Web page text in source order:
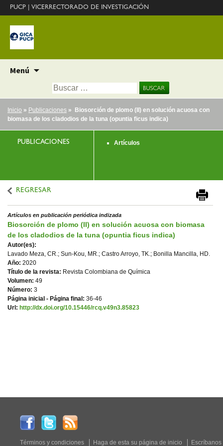
PUCP VICERRECTORADO DE INVESTIGACIÓN
Menú
contenido
Buscar:
Inicio » Publicaciones » Biosorción de plomo (II) en solución acuosa con
biomasa de los cladodios de la tuna (opuntia ficus indica)
PUBLICACIONES Artículos
REGRESAR
Artículos en publicación periódica indizada
Biosorción de plomo (II) en solución acuosa con biomasa
de los cladodios de la tuna (opuntia ficus indica)
Autor(es):
Lavado Meza, CR.; Sun-Kou, MR.; Castro Arroyo, TK.; Bonilla Mancilla, HD.
Año: 2020
Título de la revista: Revista Colombiana de Química
Volumen: 49
Número: 3
Página inicial - Página final: 36-46
Url: http://dx.doi.org/10.15446/rcq.v49n3.85823
Términos y condiciones Haga de esta su página de inicio Escríbanos